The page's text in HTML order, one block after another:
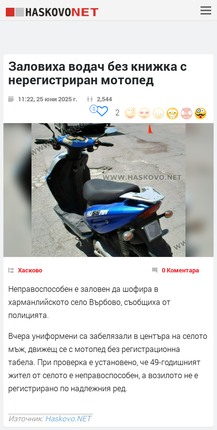
Заловиха водач без книжка с
нерегистриран мотопед
11:22, 25 юни 2025 г. 2,544
2
0
Хасково 0 Коментара
Неправоспособен е заловен да шофира в
харманлийското село Върбово, съобщиха от
полицията.
Вчера униформени са забелязали в центъра на селото
мъж, движещ се с мотопед без регистрационна
табела. При проверка е установено, че 49-годишният
жител от селото е неправоспособен, а возилото не е
регистрирано по надлежния ред.
Източник:Haskovo.NET